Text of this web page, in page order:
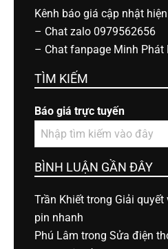
Kênh báo giá cập nhật
– Chat zalo 0979562656
– Chat fanpage Minh Phát
TÌM KIẾM
Báo giá trực tuyến
BÌNH LUẬN GẦN ĐÂY
Trần Khiết trong Giải quyết
pin nhanh
Phú Lâm trong Sửa điện